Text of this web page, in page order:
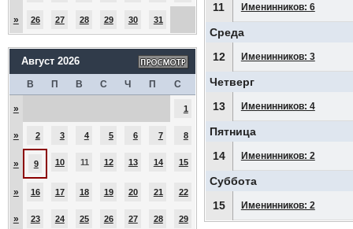
» 26 27 28 29 30 31
Август 2026
В П В С Ч П С
» 1
» 2 3 4 5 6 7 8
» 9 10 11 12 13 14 15
» 16 17 18 19 20 21 22
» 23 24 25 26 27 28 29
11
Именинников: 6
Среда
12
Именинников: 3
Четверг
13
Именинников: 4
Пятница
14
Именинников: 2
Суббота
15
Именинников: 2